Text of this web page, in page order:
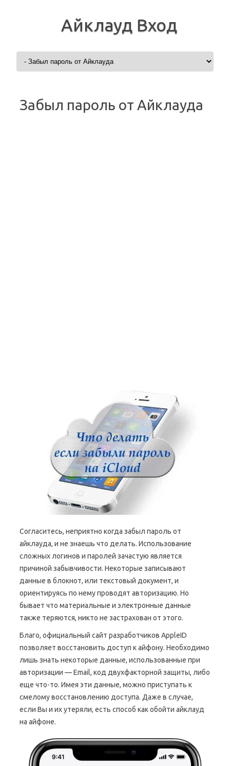
Айклауд Вход
Перейти к содержимому
Забыл пароль от Айклауда
Согласитесь, неприятно когда забыл пароль от
айклауда, и не знаешь что делать. Использование
сложных логинов и паролей зачастую является
причиной забывчивости. Некоторые записывают
данные в блокнот, или текстовый документ, и
ориентируясь по нему проводят авторизацию. Но
бывает что материальные и электронные данные
также теряются, никто не застрахован от этого.
Благо, официальный сайт разработчиков AppleID
позволяет восстановить доступ к айфону. Необходимо
лишь знать некоторые данные, использованные при
авторизации — Email, код двухфакторной защиты, либо
еще что-то. Имея эти данные, можно приступать к
смелому восстановлению доступа. Даже в случае,
если Вы и их утеряли, есть способ как обойти айклауд
на айфоне.